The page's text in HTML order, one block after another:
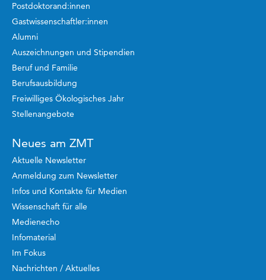
Postdoktorand:innen
Gastwissenschaftler:innen
Alumni
Auszeichnungen und Stipendien
Beruf und Familie
Berufsausbildung
Freiwilliges Ökologisches Jahr
Stellenangebote
Neues am ZMT
Aktuelle Newsletter
Anmeldung zum Newsletter
Infos und Kontakte für Medien
Wissenschaft für alle
Medienecho
Infomaterial
Im Fokus
Nachrichten / Aktuelles